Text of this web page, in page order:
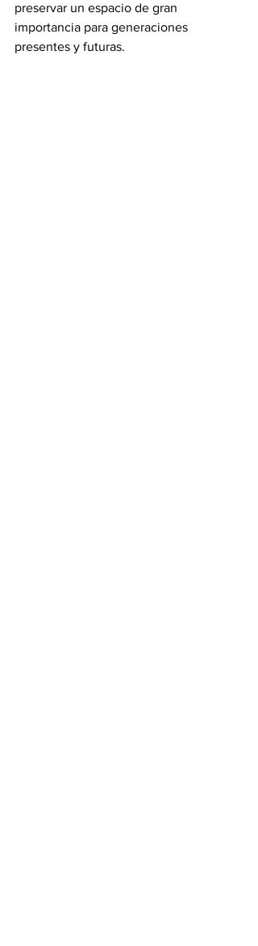
preservar un espacio de gran
importancia para generaciones
presentes y futuras.